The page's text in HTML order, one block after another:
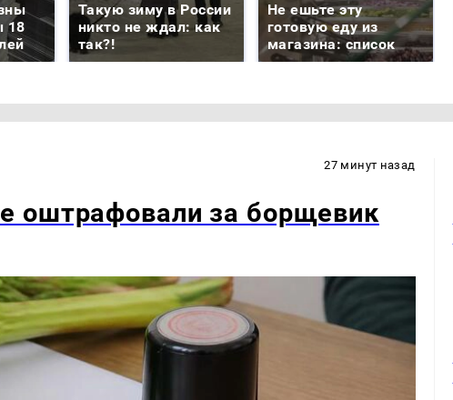
18
Такую зиму в России
никто не ждал: как
так?!
Не ешьте эту
готовую еду из
магазина: список
27 минут назад
оштрафовали за борщевик